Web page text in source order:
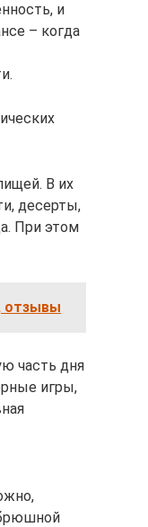
и
– когда
В их
десерты,
При этом
отзывы
часть дня
игры,